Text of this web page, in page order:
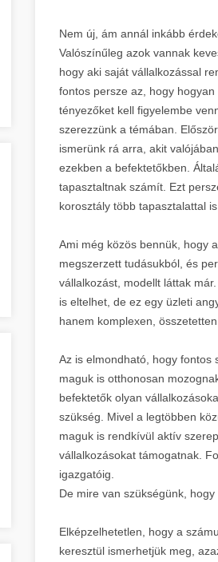
Nem új, ám annál inkább
Valószínűleg azok vannak
hogy aki saját vállalkozással
fontos persze az, hogy
tényezőket kell figyelembe
szerezzünk a témában.
ismerünk rá arra, akit
ezekben a befektetőkben.
tapasztaltnak számít. Ezt
korosztály több tapasztalattal
Ami még közös bennük, hogy
megszerzett tudásukból, és
vállalkozást, modellt láttak
is eltelhet, de ez egy üzleti
hanem komplexen,
Az is elmondható, hogy fontos
maguk is otthonosan
befektetők olyan
szükség. Mivel a legtöbben
maguk is rendkívül aktív
vállalkozásokat támogatnak.
igazgatóig.
De mire van szükségünk,
Elképzelhetetlen, hogy a
keresztül ismerhetjük meg,